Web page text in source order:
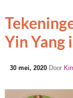
Yin Yang
30 mei, 2020 Door